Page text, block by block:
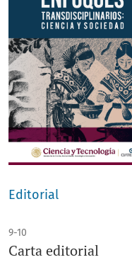
Editorial
9-10
Carta editorial